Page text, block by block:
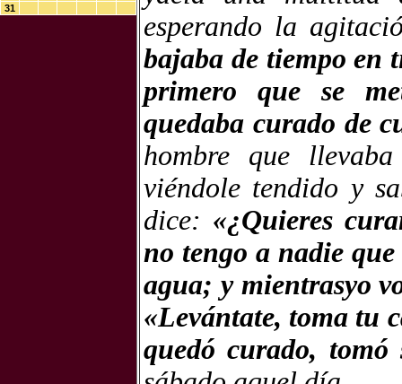
31
esperando la
bajaba de tiempo en
primero que se
quedaba curado de
hombre que
viéndole tendido y
dice: «¿Quieres
no tengo a nadie
agua; y mientrasyo
«Levántate, toma tu
quedó curado,